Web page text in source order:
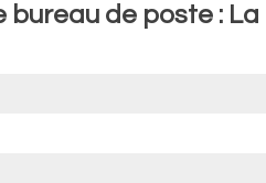
de poste :